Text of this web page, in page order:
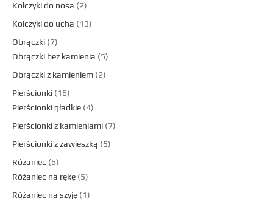
Kolczyki do nosa
2
Kolczyki do ucha
13
Obrączki 7
Obrączki bez kamienia
5
Obrączki z kamieniem 2
Pierścionki 16
Pierścionki gładkie 4
Pierścionki z kamieniami 7
Pierścionki z zawieszką
5
Różaniec
6
Różaniec na rękę 5
Różaniec na szyję 1